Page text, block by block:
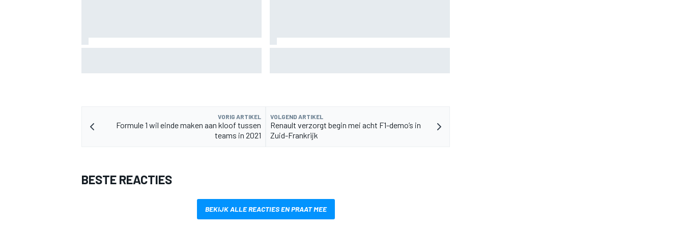
VORIG ARTIKEL
Formule 1 wil einde maken aan kloof tussen
teams in 2021
VOLGEND ARTIKEL
Renault verzorgt begin mei acht F1-demo’s in
Zuid-Frankrijk
BESTE REACTIES
BEKIJK ALLE REACTIES EN PRAAT MEE